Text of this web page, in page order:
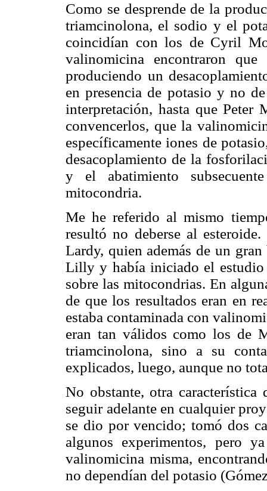
Como se desprende de la
triamcinolona, el sodio y el
coincidían con los de Cyril
valinomicina encontraron
produciendo un
en presencia de potasio y no
interpretación, hasta que
convencerlos, que la
específicamente iones de
desacoplamiento de la
y el abatimiento
mitocondria.
Me he referido al mismo
resultó no deberse al
Lardy, quien además de un
Lilly y había iniciado el estudio
sobre las mitocondrias. En
de que los resultados eran en
estaba contaminada con
eran tan válidos como los de
triamcinolona, sino a su
explicados, luego, aunque no
No obstante, otra característica
seguir adelante en cualquier
se dio por vencido; tomó dos
algunos experimentos, pero
valinomicina misma,
no dependían del potasio